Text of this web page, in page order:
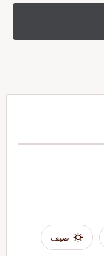
صيف